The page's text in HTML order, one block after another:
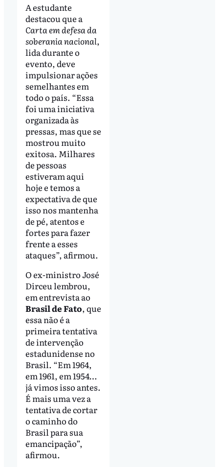
A estudante
destacou que a
Carta em defesa da
soberania nacional,
lida durante o
evento, deve
impulsionar ações
semelhantes em
todo o país. “Essa
foi uma iniciativa
organizada às
pressas, mas que se
mostrou muito
exitosa. Milhares
de pessoas
estiveram aqui
hoje e temos a
expectativa de que
isso nos mantenha
de pé, atentos e
fortes para fazer
frente a esses
ataques”, afirmou.
O ex-ministro José
Dirceu lembrou,
em entrevista ao
Brasil de Fato, que
essa não é a
primeira tentativa
de intervenção
estadunidense no
Brasil. “Em 1964,
em 1961, em 1954…
já vimos isso antes.
É mais uma vez a
tentativa de cortar
o caminho do
Brasil para sua
emancipação”,
afirmou.